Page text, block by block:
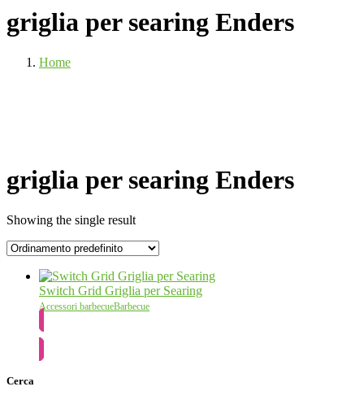
griglia per searing Enders
Home
griglia per searing Enders
Showing the single result
Switch Grid Griglia per Searing
Accessori barbecueBarbecue
Cerca